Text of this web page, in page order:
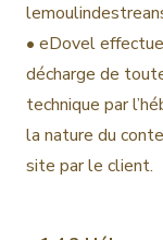
• eDovel
décharge de
technique par
la nature du
site par le client.